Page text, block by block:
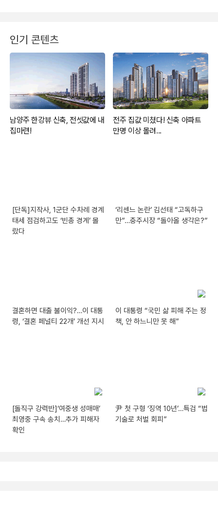
인기 콘텐츠
[단독]지작사, 1군단 수차례 경계
태세 점검하고도 ‘빈총 경계’ 몰
랐다
‘리센느 논란’ 김선태 “고독하구
만”…충주시장 “돌아올 생각은?”
결혼하면 대출 불이익?…이 대통
령, ‘결혼 페널티 22개’ 개선 지시
이 대통령 “국민 삶 피해 주는 정
책, 안 하느니만 못 해”
[돌직구 강력반]‘여중생 성매매’
최영중 구속 송치…추가 피해자
확인
尹 첫 구형 ‘징역 10년’…특검 “법
기술로 처벌 회피”